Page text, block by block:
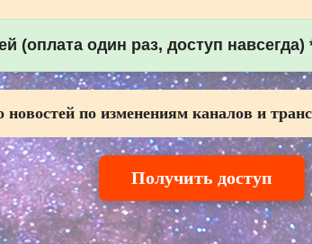
(оплата один раз, доступ
новостей по изменениям каналов и
Получить доступ